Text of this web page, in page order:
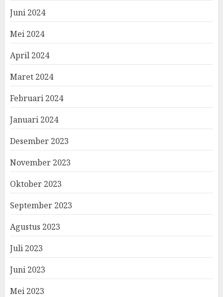
Juni 2024
Mei 2024
April 2024
Maret 2024
Februari 2024
Januari 2024
Desember 2023
November 2023
Oktober 2023
September 2023
Agustus 2023
Juli 2023
Juni 2023
Mei 2023